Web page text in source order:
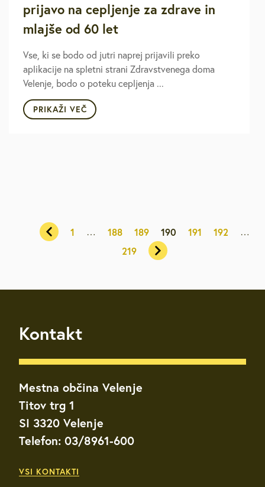
prijavo na cepljenje za zdrave in
mlajše od 60 let
Vse, ki se bodo od jutri naprej prijavili preko
aplikacije na spletni strani Zdravstvenega doma
Velenje, bodo o poteku cepljenja ...
PRIKAŽI VEČ
1 … 188 189 190 191 192 …
219
Kontakt
Mestna občina Velenje
Titov trg 1
SI 3320 Velenje
Telefon: 03/8961-600
VSI KONTAKTI